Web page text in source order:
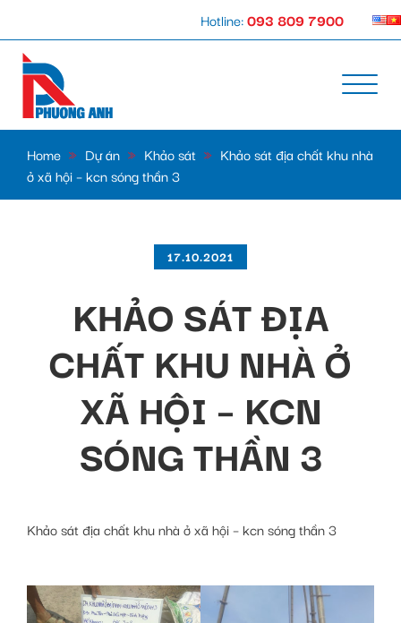
Hotline:093 809 7900
Home » Dự án » Khảo sát » Khảo sát địa chất khu nhà
ở xã hội – kcn sóng thần 3
17.10.2021
KHẢO SÁT ĐỊA
CHẤT KHU NHÀ Ở
XÃ HỘI – KCN
SÓNG THẦN 3
Khảo sát địa chất khu nhà ở xã hội – kcn sóng thần 3